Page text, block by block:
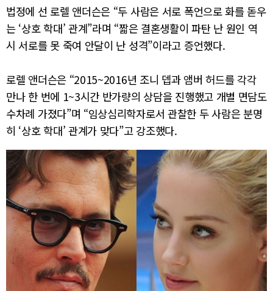
법정에 선 로렐 앤더슨은 “두 사람은 서로 폭언으로 화를 돋우
는 ‘상호 학대’ 관계”라며 “짧은 결혼생활이 파탄 난 원인 역
시 서로를 못 죽여 안달이 난 성격”이라고 증언했다.
로렐 앤더슨은 “2015~2016년 조니 뎁과 앰버 허드를 각각
만나 한 번에 1~3시간 반가량의 상담을 진행했고 개별 면담도
수차례 가졌다”며 “임상심리학자로서 관찰한 두 사람은 분명
히 ‘상호 학대’ 관계가 맞다”고 강조했다.